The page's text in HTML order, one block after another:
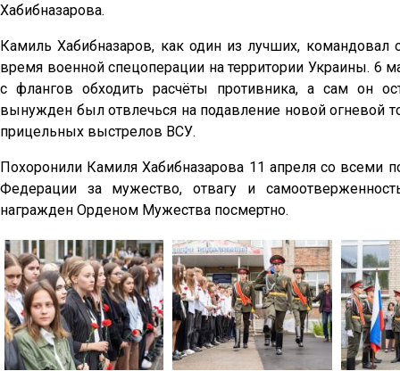
Хабибназарова.
Камиль Хабибназаров, как один из лучших, командовал
время военной спецоперации на территории Украины. 6
с флангов обходить расчёты противника, а сам он
вынужден был отвлечься на подавление новой огневой
прицельных выстрелов ВСУ.
Похоронили Камиля Хабибназарова 11 апреля со всеми
Федерации за мужество, отвагу и
награжден Орденом Мужества посмертно.